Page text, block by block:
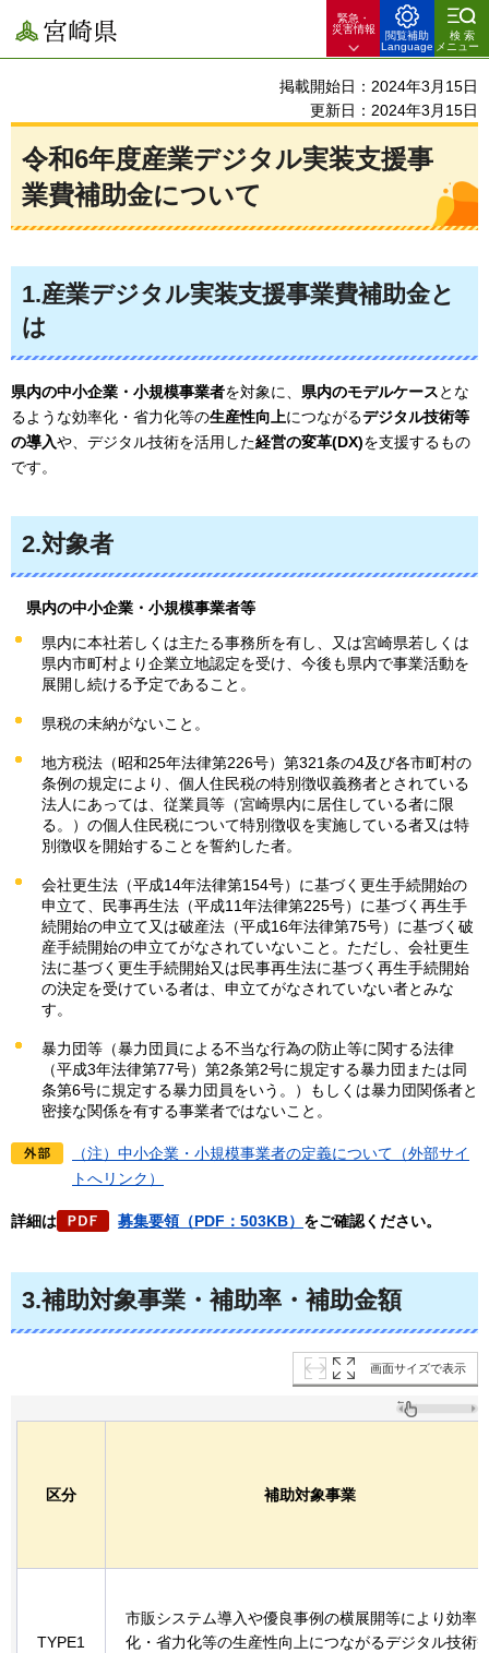
宮崎県
緊急・
災害情報
閲覧補助
Language
検索
メニュー
掲載開始日：2024年3月15日
更新日：2024年3月15日
令和6年度産業デジタル実装支援事
業費補助金について
1.産業デジタル実装支援事業費補助金と
は
県内の中小企業・小規模事業者を対象に、 県内のモデルケースとな
るような効率化・省力化等の生産性向上につながるデジタル技術等
の導入や、デジタル技術を活用した経営の変革(DX)を支援するもの
です。
2.対象者
県内の中小企業・小規模事業者等
県内に本社若しくは主たる事務所を有し、又は宮崎県若しくは
県内市町村より企業立地認定を受け、今後も県内で事業活動を
展開し続ける予定であること。
県税の未納がないこと。
地方税法（昭和25年法律第226号）第321条の4及び各市町村の
条例の規定により、個人住民税の特別徴収義務者とされている
法人にあっては、従業員等（宮崎県内に居住している者に限
る。）の個人住民税について特別徴収を実施している者又は特
別徴収を開始することを誓約した者。
会社更生法（平成14年法律第154号）に基づく更生手続開始の
申立て、民事再生法（平成11年法律第225号）に基づく再生手
続開始の申立て又は破産法（平成16年法律第75号）に基づく破
産手続開始の申立てがなされていないこと。ただし、会社更生
法に基づく更生手続開始又は民事再生法に基づく再生手続開始
の決定を受けている者は、申立てがなされていない者とみな
す。
暴力団等（暴力団員による不当な行為の防止等に関する法律
（平成3年法律第77号）第2条第2号に規定する暴力団または同
条第6号に規定する暴力団員をいう。）もしくは暴力団関係者と
密接な関係を有する事業者ではないこと。
（注）中小企業・小規模事業者の定義について（外部サイ
トへリンク）
詳細は 募集要領（PDF：503KB） をご確認ください。
3.補助対象事業・補助率・補助金額
画面サイズで表示
区分 補助対象事業
TYPE1
市販システム導入や優良事例の横展開等により効率
化・省力化等の生産性向上につながるデジタル技術